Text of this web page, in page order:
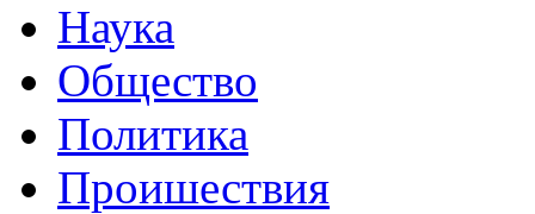
Наука
Общество
Политика
Проишествия